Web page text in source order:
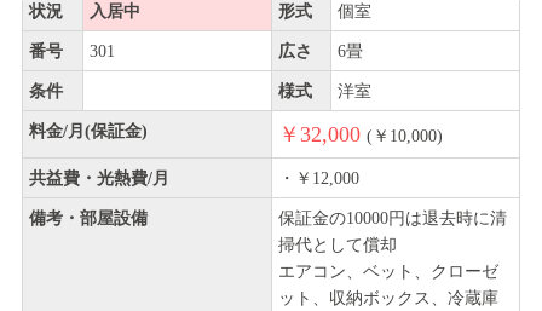
状況 入居中 形式 個室
番号 301 広さ 6畳
条件 様式 洋室
料金/月(保証金) ￥32,000 (￥10,000)
共益費・光熱費/月 ・￥12,000
備考・部屋設備
保証金の10000円は退去時に清
掃代として償却
エアコン、ベット、クローゼ
ット、収納ボックス、冷蔵庫